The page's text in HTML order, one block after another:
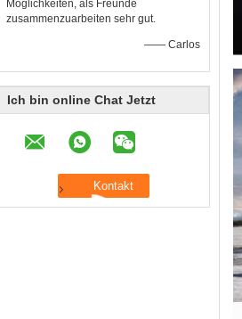
Möglichkeiten, als Freunde
zusammenzuarbeiten sehr gut.
—— Carlos
Ich bin online Chat Jetzt